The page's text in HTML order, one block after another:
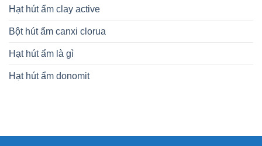
Hạt hút ẩm clay active
Bột hút ẩm canxi clorua
Hạt hút ẩm là gì
Hạt hút ẩm donomit